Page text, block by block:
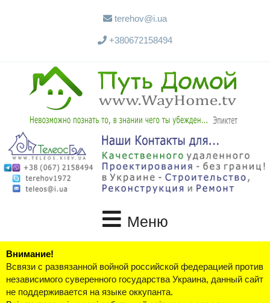
terehov@i.ua
+380672158494
Меню
Внимание!
Всвязи с развязанной войной российской федерацией против
независимого суверенного государства Украина, данный сайт
не поддерживается на языке оккупанта.